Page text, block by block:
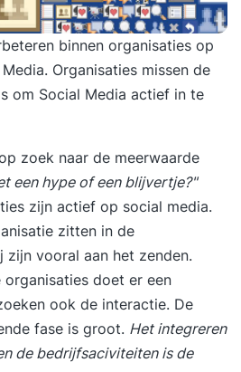
binnen organisaties op
Organisaties missen de
om Social Media actief in te
zoek naar de meerwaarde
een hype of een blijvertje?"
zijn actief op social media.
zitten in de
zijn vooral aan het zenden.
organisaties doet er een
ook de interactie. De
fase is groot. Het integreren
de bedrijfsaciviteiten is de